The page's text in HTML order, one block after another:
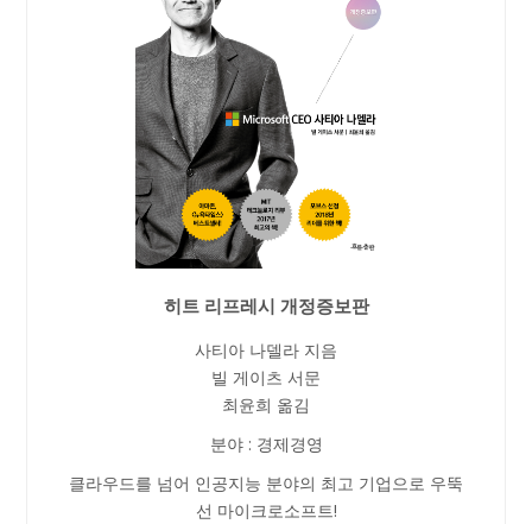
히트 리프레시 개정증보판
사티아 나델라 지음
빌 게이츠 서문
최윤희 옮김
분야 : 경제경영
클라우드를 넘어 인공지능 분야의 최고 기업으로 우뚝
선 마이크로소프트!